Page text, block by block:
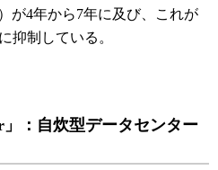
が4年から7年に及び、これが
抑制している 。
」：自炊型データセンター